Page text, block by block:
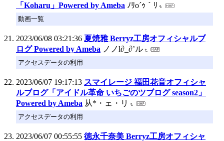
「Koharu」Powered by Ameba ﾉﾘo´ｩ｀ﾘ
動画一覧
2023/06/08 03:21:36 夏焼雅 Berryz工房オフィシャルブ
ログ Powered by Ameba ノノl∂_∂’ル
アクセスデータの利用
2023/06/07 19:17:13 スマイレージ 福田花音オフィシャ
ルブログ「アイドル革命 いちごのツブログ season2」
Powered by Ameba 从*・ェ・リ
アクセスデータの利用
2023/06/07 00:55:55 徳永千奈美 Berryz工房オフィシャ